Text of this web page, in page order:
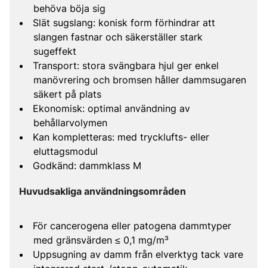
behöva böja sig
Slät sugslang: konisk form förhindrar att
slangen fastnar och säkerställer stark
sugeffekt
Transport: stora svängbara hjul ger enkel
manövrering och bromsen håller dammsugaren
säkert på plats
Ekonomisk: optimal användning av
behållarvolymen
Kan kompletteras: med trycklufts- eller
eluttagsmodul
Godkänd: dammklass M
Huvudsakliga användningsområden
För cancerogena eller patogena dammtyper
med gränsvärden ≤ 0,1 mg/m³
Uppsugning av damm från elverktyg tack vare